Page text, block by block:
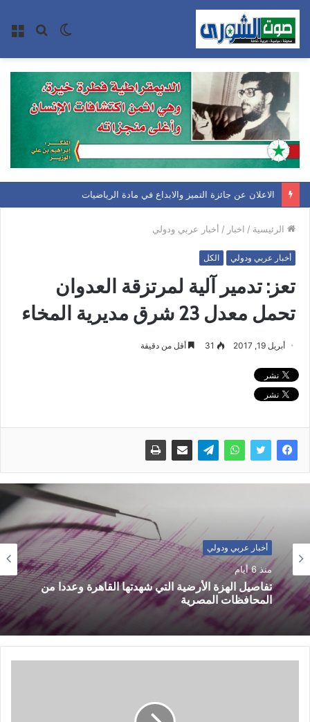
بحث الوضع
الاعلان عن جائزة التميز والابداع في مادة الرياضيات
الرئيسية / اخبار / أخبار عربي ودولي
أخبار عربي ودولي الكل
تعز: تدمير آلية لمرتزقة العدوان
تحمل معدل 23 شرق مديرية المخاء
أبريل 19, 2017 31 أقل من دقيقة
أخبار عربي ودولي
منذ 6 أيام
تفاصيل الهزة الأرضية التي شهدتها القاهرة وعددا من
المحافظات المصرية